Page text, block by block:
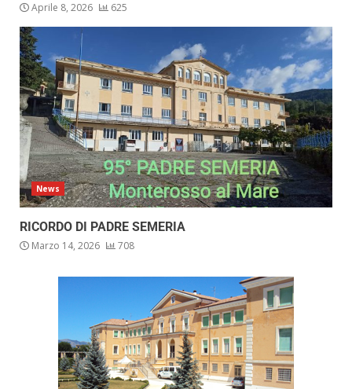
Aprile 8, 2026 625
News
RICORDO DI PADRE SEMERIA
Marzo 14, 2026 708